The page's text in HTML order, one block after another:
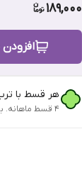
189,000
هر قسط با
۴ قسط ماهانه. بدون سود، چک و ضامن.